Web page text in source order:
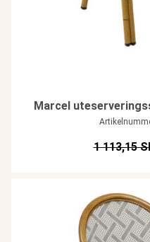
Marcel
1 113,15